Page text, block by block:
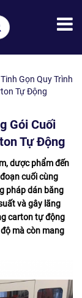
Gọn Quy Trình
Tự Động
Gói Cuối
Tự Động
dược phẩm đến
cuối cùng
pháp dán băng
và gây lãng
carton tự động
mà còn mang